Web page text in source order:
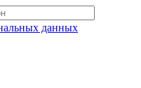
данных